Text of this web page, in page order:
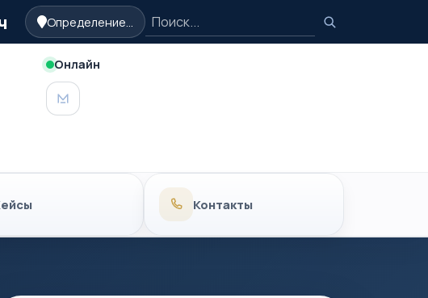
Определение... Поиск
Поиск
Онлайн
MAX
Контакты